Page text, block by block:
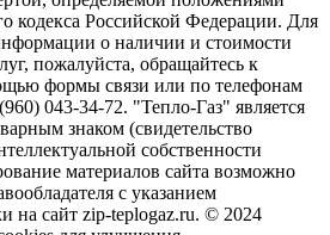
кодекса Российской Федерации. Для
о наличии и стоимости
пожалуйста, обращайтесь к
формы связи или по телефонам
043-34-72. "Тепло-Газ" является
знаком (свидетельство
собственности
материалов сайта возможно
с указанием
на сайт zip-teplogaz.ru. © 2024